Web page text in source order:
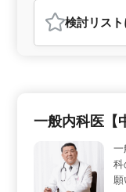
おすすめポイ
＜働きやすさ＞
は、中高年の方
全週休二日制や
や趣味に充てる
＞ 幅広い診療領
一つです。一般
歯科まで、多様
訪問診療もあり
検討リスト
一般内科医【
一
科